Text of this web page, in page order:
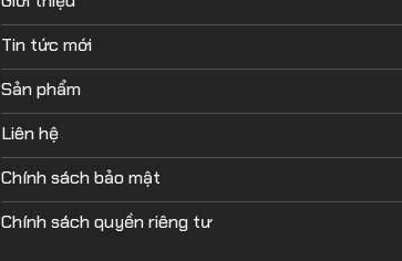
Tin tức mới
Sản phẩm
Liên hệ
Chính sách bảo mật
Chính sách quyền riêng tư